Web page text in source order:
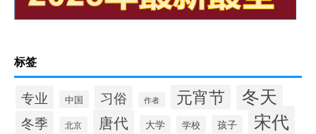
标签
专业 中国 习俗 作者 元宵节 冬天
冬季 北京 唐代 大学 学校 孩子 宋代